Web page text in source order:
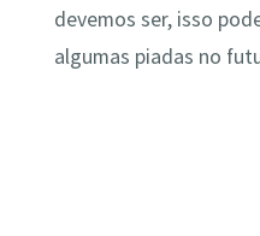
devemos ser, isso
algumas piadas no